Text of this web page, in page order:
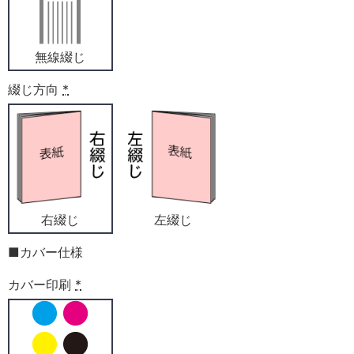
無線綴じ
綴じ方向 *
右綴じ 左綴じ
■カバー仕様
カバー印刷 *